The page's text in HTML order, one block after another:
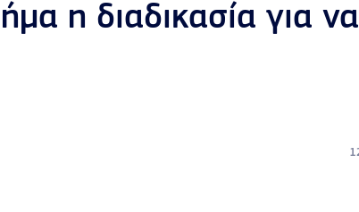
η διαδικασία για να